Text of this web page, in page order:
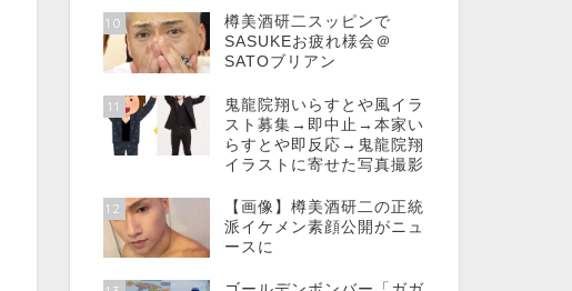
10
樽美酒研二スッピンで
SASUKEお疲れ様会＠
SATOブリアン
11
鬼龍院翔いらすとや風イラ
スト募集→即中止→本家い
らすとや即反応→鬼龍院翔
イラストに寄せた写真撮影
12
【画像】樽美酒研二の正統
派イケメン素顔公開がニュ
ースに